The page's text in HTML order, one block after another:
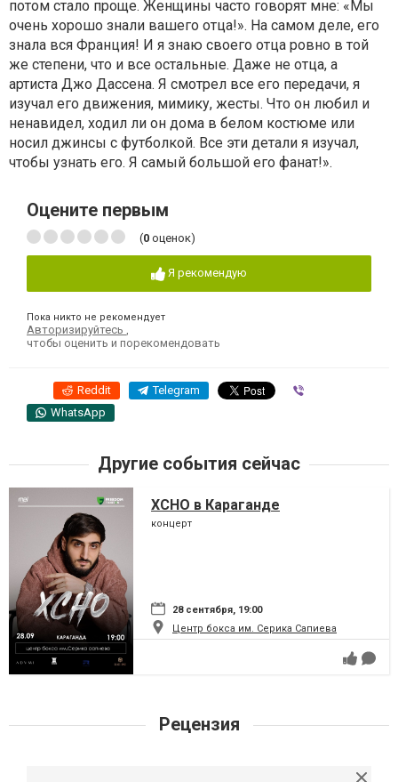
потом стало проще. Женщины часто говорят мне: «Мы
очень хорошо знали вашего отца!». На самом деле, его
знала вся Франция! И я знаю своего отца ровно в той
же степени, что и все остальные. Даже не отца, а
артиста Джо Дассена. Я смотрел все его передачи, я
изучал его движения, мимику, жесты. Что он любил и
ненавидел, ходил ли он дома в белом костюме или
носил джинсы с футболкой. Все эти детали я изучал,
чтобы узнать его. Я самый большой его фанат!».
Оцените первым
(0 оценок)
Я рекомендую
Пока никто не рекомендует
Авторизируйтесь
чтобы оценить и порекомендовать
Reddit Telegram
WhatsApp
Другие события сейчас
XCHO в Караганде
концерт
28 сентября, 19:00
Центр бокса им. Серика Сапиева
Рецензия